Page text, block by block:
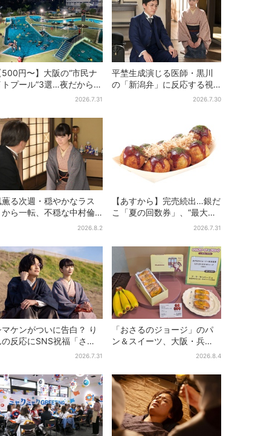
500円〜】大阪の“市民ナ
トプール”3選…夜だから涼
2026.7.31
平埜生成演じる医師・黒川
の「新潟弁」に反応する視
聴者続出「グッときた」2026.7.30
薫る次週・穏やかなラス
から一転、不穏な中村倫
の登場に視聴者期待「い
2026.8.2
【あすから】完売続出…銀だ
こ「夏の回数券」、“最大
2811円”お得に！数量限定で
2026.7.31
マケンがついに告白？ り
の反応にSNS祝福「さす
に伝わったよね？」2026.7.31
「おさるのジョージ」のパ
ン＆スイーツ、大阪・兵
庫・京都限定で【きょうか
2026.8.4